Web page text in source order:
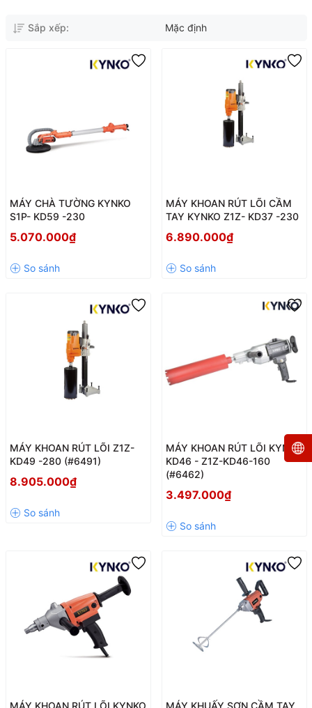
Sắp xếp: Mặc định
MÁY CHÀ TƯỜNG KYNKO
S1P- KD59 -230
5.070.000₫
MÁY KHOAN RÚT LÕI CẦM
TAY KYNKO Z1Z- KD37 -230
6.890.000₫
MÁY KHOAN RÚT LÕI Z1Z-
KD49 -280 (#6491)
8.905.000₫
MÁY KHOAN RÚT LÕI KYNKO
KD46 - Z1Z-KD46-160
(#6462)
3.497.000₫
MÁY KHOAN RÚT LÕI KYNKO
MÁY KHUẤY SƠN CẦM TAY